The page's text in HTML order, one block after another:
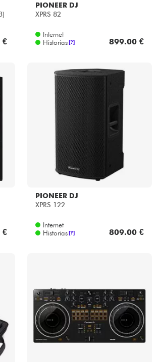
€
PIONEER DJ
XPRS 82
Internet
Historias [?] 899.00 €
€
PIONEER DJ
XPRS 122
Internet
Historias [?] 809.00 €